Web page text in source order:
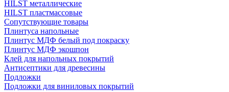
HILST металлические
HILST пластмассовые
Сопутствующие товары
Плинтуса напольные
Плинтус МДФ белый под покраску
Плинтус МДФ экошпон
Клей для напольных покрытий
Антисептики для древесины
Подложки
Подложки для виниловых покрытий